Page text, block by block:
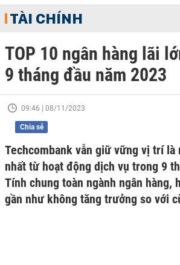
TÀI CHÍNH
TOP 10 ngân hàng lãi
9 tháng đầu năm 2023
09:46 | 08/11/2023
Chia sẻ
Techcombank vẫn giữ vững vị trí là
nhất từ hoạt động dịch vụ trong 9
Tính chung toàn ngành ngân hàng,
gần như không tăng trưởng so với